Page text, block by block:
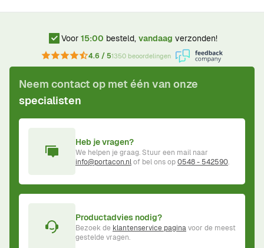
Voor 15:00 besteld, vandaag verzonden!
4.6 / 51350 beoordelingen
Neem contact op met één van onze
specialisten
Heb je vragen?
We helpen je graag. Stuur een mail naar
info@portacon.nlof bel ons op0548 - 542590.
Productadvies nodig?
Bezoek de klantenservice paginavoor de meest
gestelde vragen.